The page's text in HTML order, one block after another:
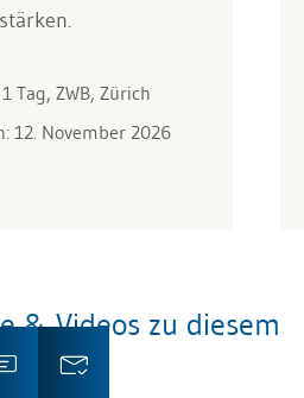
Tag, ZWB, Zürich
12. November 2026
& Videos zu diesem